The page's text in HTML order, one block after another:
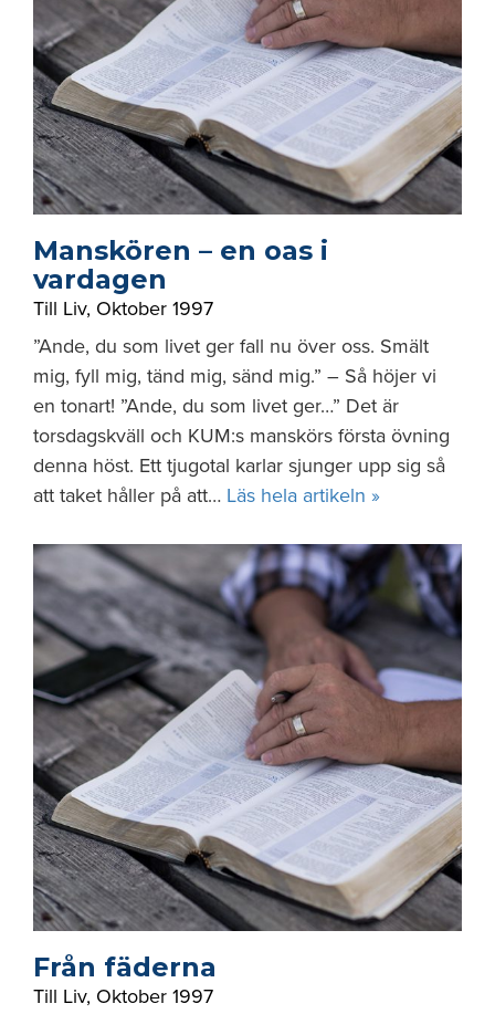
Manskören – en oas i
vardagen
Till Liv, Oktober 1997
”Ande, du som livet ger fall nu över oss. Smält
mig, fyll mig, tänd mig, sänd mig.” – Så höjer vi
en tonart! ”Ande, du som livet ger…” Det är
torsdagskväll och KUM:s manskörs första övning
denna höst. Ett tjugotal karlar sjunger upp sig så
att taket håller på att… Läs hela artikeln »
Från fäderna
Till Liv, Oktober 1997